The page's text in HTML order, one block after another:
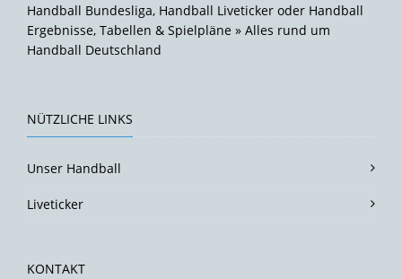
Handball Bundesliga, Handball Liveticker oder Handball
Ergebnisse, Tabellen & Spielpläne » Alles rund um
Handball Deutschland
NÜTZLICHE LINKS
Unser Handball
Liveticker
KONTAKT